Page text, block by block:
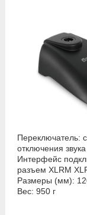
Переключатель:
отключения
Интерфейс
разъем XLRM
Размеры (мм):
Вес: 950 г